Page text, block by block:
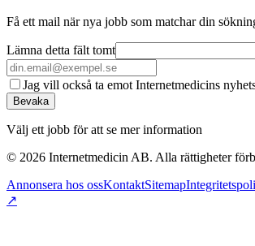
Få ett mail när nya jobb som matchar din
Lämna detta fält tomt
Jag vill också ta emot Internetmedicins
Bevaka
Välj ett jobb för att se mer information
© 2026 Internetmedicin AB. Alla rättigheter
Annonsera hos ossKontaktSitemap
↗